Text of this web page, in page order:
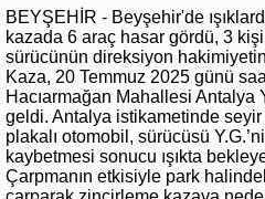
BEYŞEHİR - Beyşehir'de
kazada 6 araç hasar gördü, 3
sürücünün direksiyon
Kaza, 20 Temmuz 2025 günü
Hacıarmağan Mahallesi
geldi. Antalya istikametinde
plakalı otomobil, sürücüsü
kaybetmesi sonucu ışıkta
Çarpmanın etkisiyle park